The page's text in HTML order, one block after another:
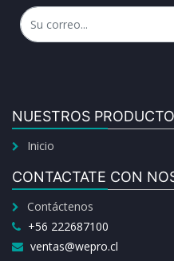
NUESTROS
Inicio
CONTACTATE CON
Contáctenos
+56 222687100
ventas@wepro.cl